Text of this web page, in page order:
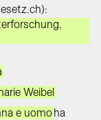
Weibel
e uomo ha